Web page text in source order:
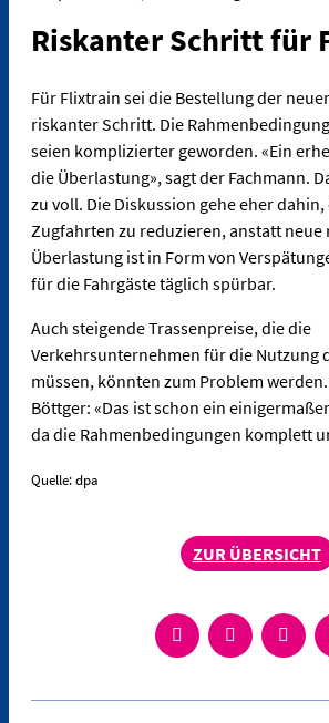
Riskanter Schritt für
Für Flixtrain sei die Bestellung der
riskanter Schritt. Die
seien komplizierter geworden. «Ein
die Überlastung», sagt der Fachmann.
zu voll. Die Diskussion gehe eher
Zugfahrten zu reduzieren, anstatt neue
Überlastung ist in Form von
für die Fahrgäste täglich spürbar.
Auch steigende Trassenpreise, die die
Verkehrsunternehmen für die Nutzung
müssen, könnten zum Problem
Böttger: «Das ist schon ein
da die Rahmenbedingungen komplett
Quelle: dpa
ZUR ÜBERSICHT